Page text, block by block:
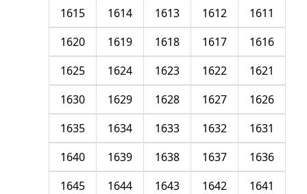
1611
1612
1613
1614
1615
1616
1617
1618
1619
1620
1621
1622
1623
1624
1625
1626
1627
1628
1629
1630
1631
1632
1633
1634
1635
1636
1637
1638
1639
1640
1641
1642
1643
1644
1645